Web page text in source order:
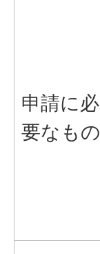
申請に必
要なもの